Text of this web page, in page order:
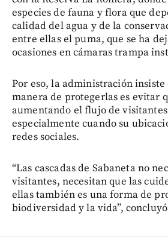
especies de fauna y flora que
calidad del agua y de la
entre ellas el puma, que se ha
ocasiones en cámaras trampa
Por eso, la administración
manera de protegerlas es evitar
aumentando el flujo de
especialmente cuando su
redes sociales.
“Las cascadas de Sabaneta no
visitantes, necesitan que las
ellas también es una forma de
biodiversidad y la vida”,